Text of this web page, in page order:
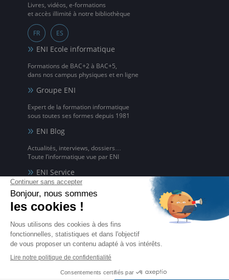
Livres, vidéos, e-formations
et accès illimité à notre bibliothèque
FR ES
ENI Ecole informatique
Formations de BAC+2 à BAC+5,
dans nos campus physiques et en ligne
Groupe ENI
Expert de la formation informatique
sous toutes ses formes depuis 1981
ENI Blog
Actualités, interviews, dossiers…
Toute l’informatique vue par ENI
ENI Service
Formations avec formateur à l'informatique,
à distance ou en présentiel
ENI elearning
La solution de formation à l'informatique en ligne,
disponible en 5 langues
Certifications ENI
Certifications à l'informatique